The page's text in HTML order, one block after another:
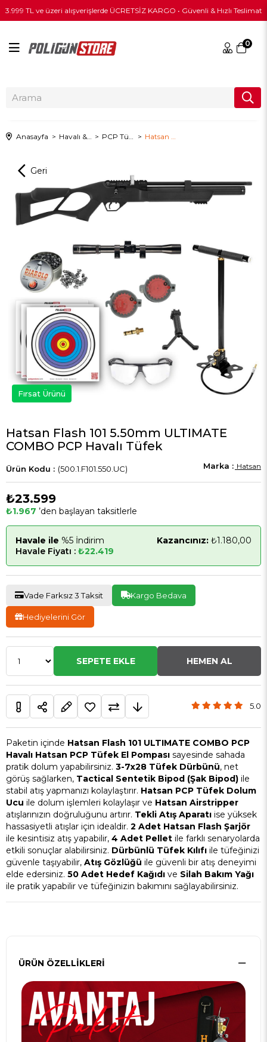
3.999 TL ve üzeri alışverişlerde ÜCRETSİZ KARGO • Güvenli & Hızlı Teslimat
0
Anasayfa
Fırsat Ürünü
Hatsan Flash 101 5.50mm ULTIMATE
COMBO PCP Havalı Tüfek
(500.1.F101.550.UC) Hatsan
₺23.599
₺1.967 ’den başlayan taksitlerle
Havale ile %5 İndirim Kazancınız: ₺1.180,00
Havale Fiyatı : ₺22.419
Vade Farksız 3 Taksit Kargo Bedava
Hediyelerini Gör
5.0
Paketin içinde Hatsan Flash 101 ULTIMATE COMBO PCP
Havalı Hatsan PCP Tüfek El Pompası sayesinde sahada
pratik dolum yapabilirsiniz. 3-7x28 Tüfek Dürbünü, net
görüş sağlarken, Tactical Sentetik Bipod (Şak Bipod) ile
stabil atış yapmanızı kolaylaştırır. Hatsan PCP Tüfek Dolum
Ucu ile dolum işlemleri kolaylaşır ve Hatsan Airstripper
atışlarınızın doğruluğunu artırır. Tekli Atış Aparatı ise yüksek
hassasiyetli atışlar için idealdir. 2 Adet Hatsan Flash Şarjör
ile kesintisiz atış yapabilir, 4 Adet Pellet ile farklı senaryolarda
etkili sonuçlar alabilirsiniz. Dürbünlü Tüfek Kılıfı ile tüfeğinizi
güvenle taşıyabilir, Atış Gözlüğü ile güvenli bir atış deneyimi
elde edersiniz. 50 Adet Hedef Kağıdı ve Silah Bakım Yağı
ile pratik yapabilir ve tüfeğinizin bakımını sağlayabilirsiniz.
ÜRÜN ÖZELLIKLERI